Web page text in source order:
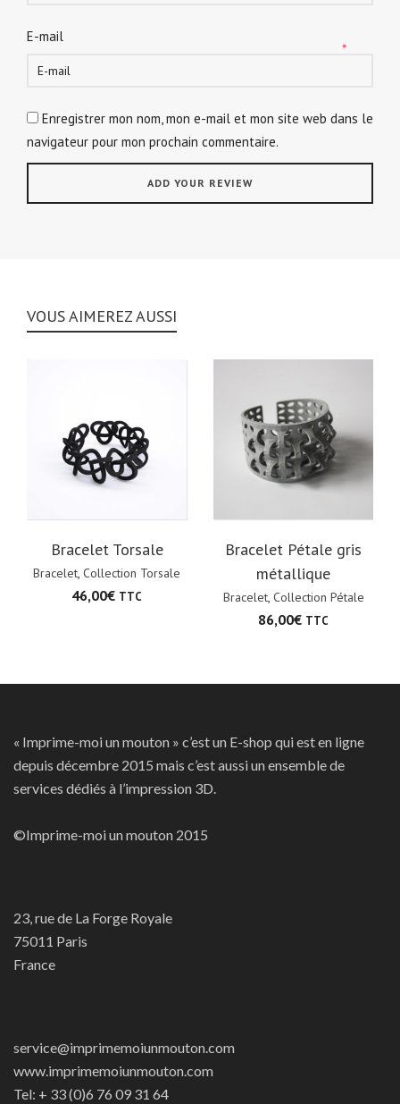
E-mail
*
Enregistrer mon nom, mon e-mail et mon site web dans le
navigateur pour mon prochain commentaire.
VOUS AIMEREZ AUSSI
Bracelet Torsale
Bracelet, Collection Torsale
46,00€ TTC
Bracelet Pétale gris
métallique
Bracelet, Collection Pétale
86,00€ TTC
« Imprime-moi un mouton » c’est un E-shop qui est en ligne
depuis décembre 2015 mais c’est aussi un ensemble de
services dédiés à l’impression 3D.
©Imprime-moi un mouton 2015
23, rue de La Forge Royale
75011 Paris
France
service@imprimemoiunmouton.com
www.imprimemoiunmouton.com
Tel: + 33 (0)6 76 09 31 64